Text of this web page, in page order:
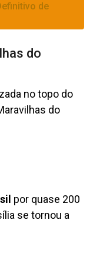
de
do
no topo do
do
por quase 200
se tornou a